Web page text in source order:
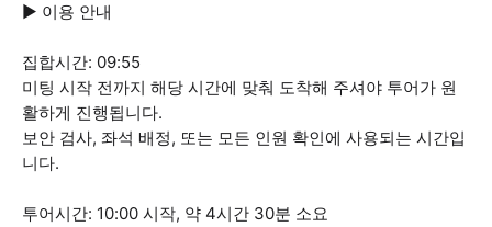
▶ 이용 안내
집합시간: 09:55
미팅 시작 전까지 해당 시간에 맞춰 도착해 주셔야 투어가 원
활하게 진행됩니다.
보안 검사, 좌석 배정, 또는 모든 인원 확인에 사용되는 시간입
니다.
투어시간: 10:00 시작, 약 4시간 30분 소요